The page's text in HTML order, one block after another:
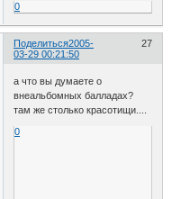
0
Поделиться 27
2005-
03-29 00:21:50
а что вы думаете о
внеальбомных балладах?
там же столько красотищи....
0